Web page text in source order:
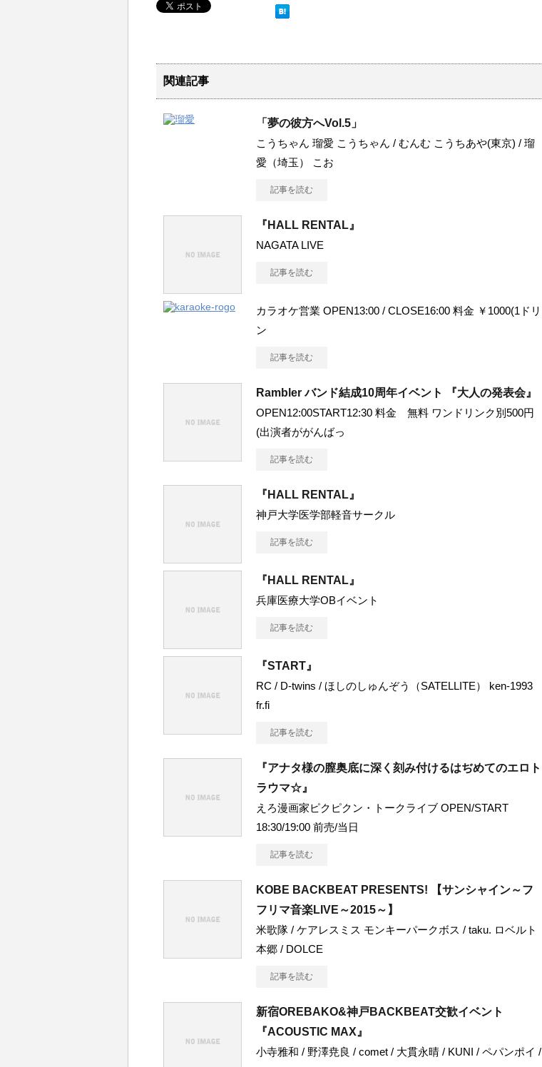
関連記事
「夢の彼方へVol.5」
こうちゃん 瑠愛 こうちゃん / むんむ こうちあや(東京) / 瑠
愛（埼玉） こお
記事を読む
『HALL RENTAL』
NAGATA LIVE
記事を読む
カラオケ営業 OPEN13:00 / CLOSE16:00 料金 ￥1000(1ドリ
ン
記事を読む
Rambler バンド結成10周年イベント 『大人の発表会』
OPEN12:00START12:30 料金 無料 ワンドリンク別500円
(出演者ががんばっ
記事を読む
『HALL RENTAL』
神戸大学医学部軽音サークル
記事を読む
『HALL RENTAL』
兵庫医療大学OBイベント
記事を読む
『START』
RC / D-twins / ほしのしゅんぞう（SATELLITE） ken-1993
fr.fi
記事を読む
『アナタ様の膣奥底に深く刻み付けるはぢめてのエロト
ラウマ☆』
えろ漫画家ピクピクン・トークライブ OPEN/START
18:30/19:00 前売/当日
記事を読む
KOBE BACKBEAT PRESENTS! 【サンシャイン～フ
フリマ音楽LIVE～2015～】
米歌隊 / ケアレスミス モンキーパークボス / taku. ロベルト
本郷 / DOLCE
記事を読む
新宿OREBAKO&神戸BACKBEAT交歓イベント
『ACOUSTIC MAX』
小寺雅和 / 野澤尭良 / comet / 大貫永晴 / KUNI / ペパンポイ /